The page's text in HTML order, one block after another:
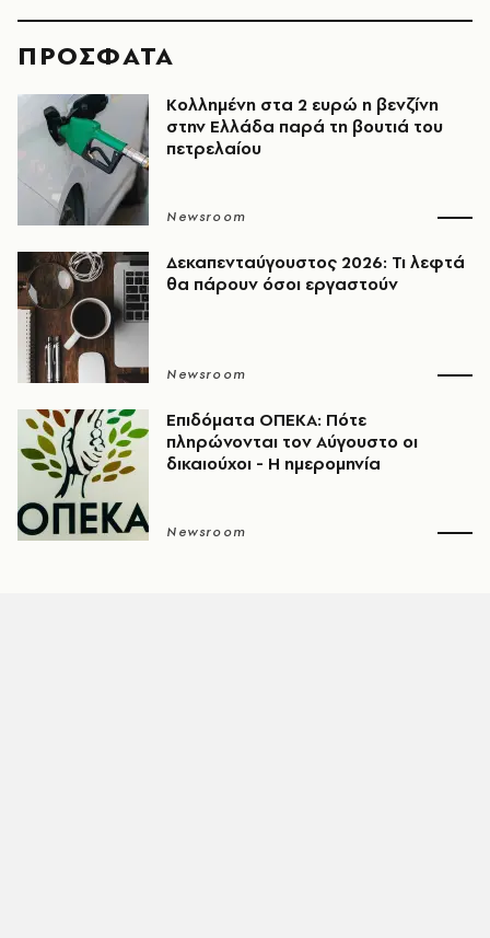
ΠΡΟΣΦΑΤΑ
Κολλημένη στα 2 ευρώ η βενζίνη
στην Ελλάδα παρά τη βουτιά του
πετρελαίου
Newsroom
Δεκαπενταύγουστος 2026: Τι λεφτά
θα πάρουν όσοι εργαστούν
Newsroom
Επιδόματα ΟΠΕΚΑ: Πότε
πληρώνονται τον Αύγουστο οι
δικαιούχοι - Η ημερομηνία
Newsroom